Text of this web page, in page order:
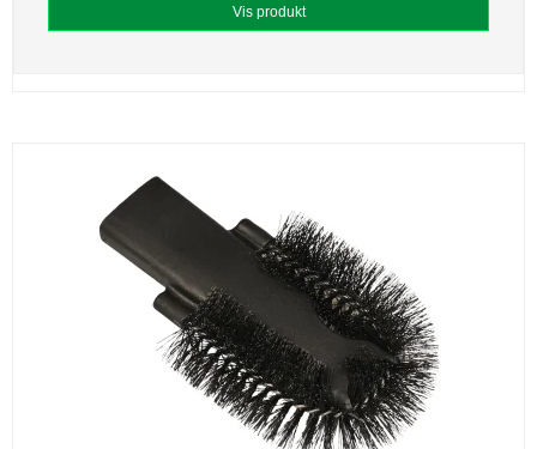
Vis produkt